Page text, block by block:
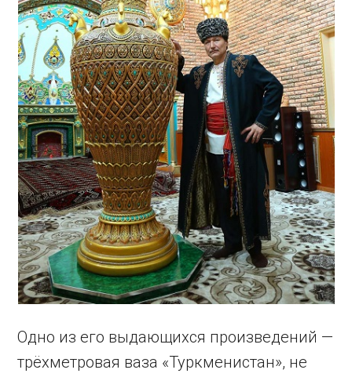
Одно из его выдающихся произведений —
трёхметровая ваза «Туркменистан», не